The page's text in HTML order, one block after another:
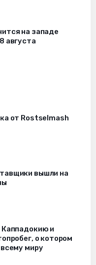
на западе
августа
от Rostselmash
вышли на
и
о котором
миру